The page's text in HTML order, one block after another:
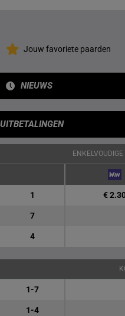
Jouw favoriete paarden
NIEUWS
UITBETALINGEN
1 €
7
4
1-7
1-4